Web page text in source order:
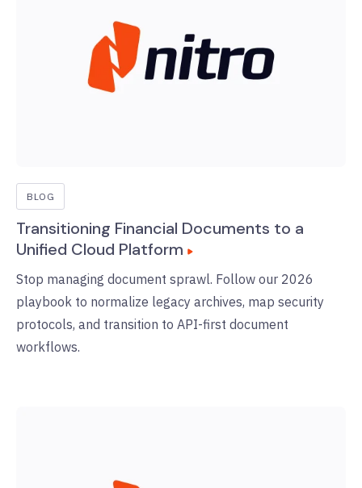
BLOG
Transitioning Financial Documents to a
Unified Cloud Platform
Stop managing document sprawl. Follow our 2026
playbook to normalize legacy archives, map security
protocols, and transition to API-first document
workflows.